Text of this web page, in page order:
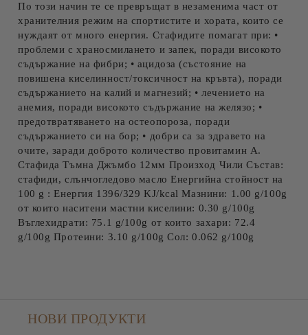
По този начин те се превръщат в незаменима част от
хранителния режим на спортистите и хората, които се
нуждаят от много енергия. Стафидите помагат при: •
проблеми с храносмилането и запек, поради високото
съдържание на фибри; • ацидоза (състояние на
повишена киселинност/токсичност на кръвта), поради
съдържанието на калий и магнезий; • лечението на
анемия, поради високото съдържание на желязо; •
предотвратяването на остеопороза, поради
съдържанието си на бор; • добри са за здравето на
очите, заради доброто количество провитамин А.
Стафида Тъмна Джъмбо 12мм Произход Чили Състав:
стафиди, слънчогледово масло Енергийна стойност на
100 g : Енергия 1396/329 KJ/kcal Мазнини: 1.00 g/100g
от които наситени мастни киселини: 0.30 g/100g
Въглехидрати: 75.1 g/100g от които захари: 72.4
g/100g Протеини: 3.10 g/100g Сол: 0.062 g/100g
НОВИ ПРОДУКТИ